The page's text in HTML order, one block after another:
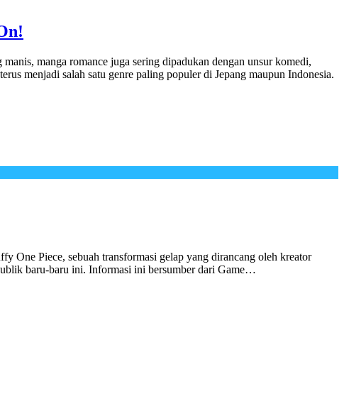
manga romance juga sering dipadukan dengan unsur komedi,
menjadi salah satu genre paling populer di Jepang maupun Indonesia.
One Piece, sebuah transformasi gelap yang dirancang oleh kreator
baru-baru ini. Informasi ini bersumber dari Game…